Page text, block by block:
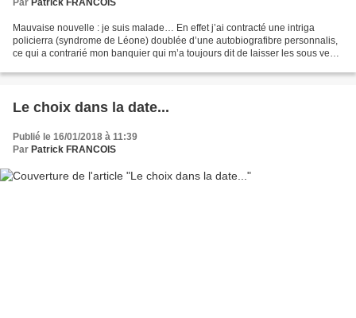
Par Patrick FRANCOIS
Mauvaise nouvelle : je suis malade… En effet j’ai contracté une intriga
policierra (syndrome de Léone) doublée d’une autobiografibre personnalis,
ce qui a contrarié mon banquier qui m’a toujours dit de laisser les sous venir.
Le choix dans la date...
Publié le 16/01/2018 à 11:39
Par Patrick FRANCOIS